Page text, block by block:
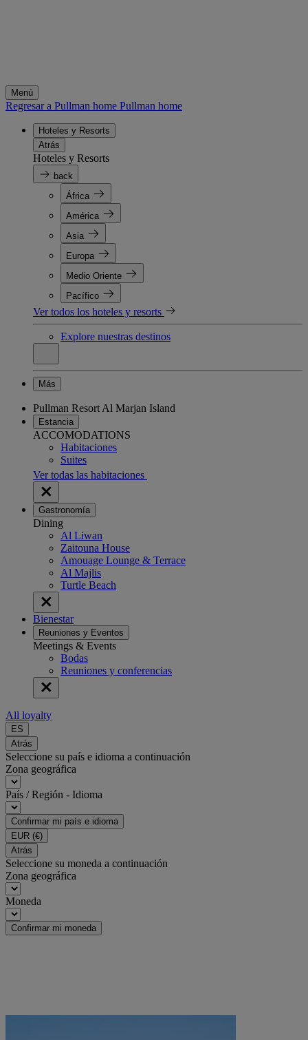
Menú
Regresar a Pullman home Pullman home
Hoteles y Resorts
Atrás
Hoteles y Resorts
back
África
América
Asia
Europa
Medio Oriente
Pacífico
Ver todos los hoteles y resorts
Explore nuestras destinos
Más
Pullman Resort Al Marjan Island
Estancia
ACCOMODATIONS
Habitaciones
Suites
Ver todas las habitaciones
Gastronomía
Dining
Al Liwan
Zaitouna House
Amouage Lounge & Terrace
Al Majlis
Turtle Beach
Bienestar
Reuniones y Eventos
Meetings & Events
Bodas
Reuniones y conferencias
All loyalty
ES
Atrás
Seleccione su país e idioma a continuación
Zona geográfica
País / Región - Idioma
Confirmar mi país e idioma
EUR (€)
Atrás
Seleccione su moneda a continuación
Zona geográfica
Moneda
Confirmar mi moneda